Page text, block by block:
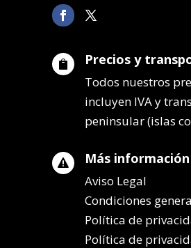
 Precios y
Todos nuestros
incluyen IVA y
peninsular (islas
 Más información
Aviso Legal
Condiciones
Política de
Política de